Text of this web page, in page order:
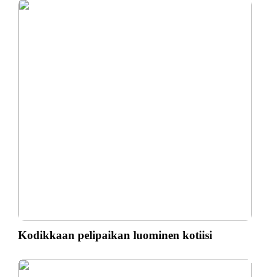
Kodikkaan pelipaikan luominen kotiisi